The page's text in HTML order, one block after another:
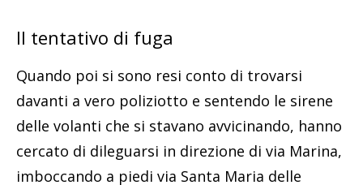
Il tentativo di fuga
Quando poi si sono resi conto di trovarsi
davanti a vero poliziotto e sentendo le sirene
delle volanti che si stavano avvicinando, hanno
cercato di dileguarsi in direzione di via Marina,
imboccando a piedi via Santa Maria delle